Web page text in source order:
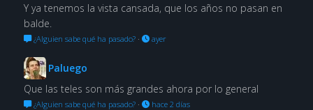
Y ya tenemos la vista cansada, que los años no pasan en
balde.
¿Alguien sabe qué ha pasado?· ayer
Paluego
Que las teles son más grandes ahora por lo general
¿Alguien sabe qué ha pasado?· hace 2 días